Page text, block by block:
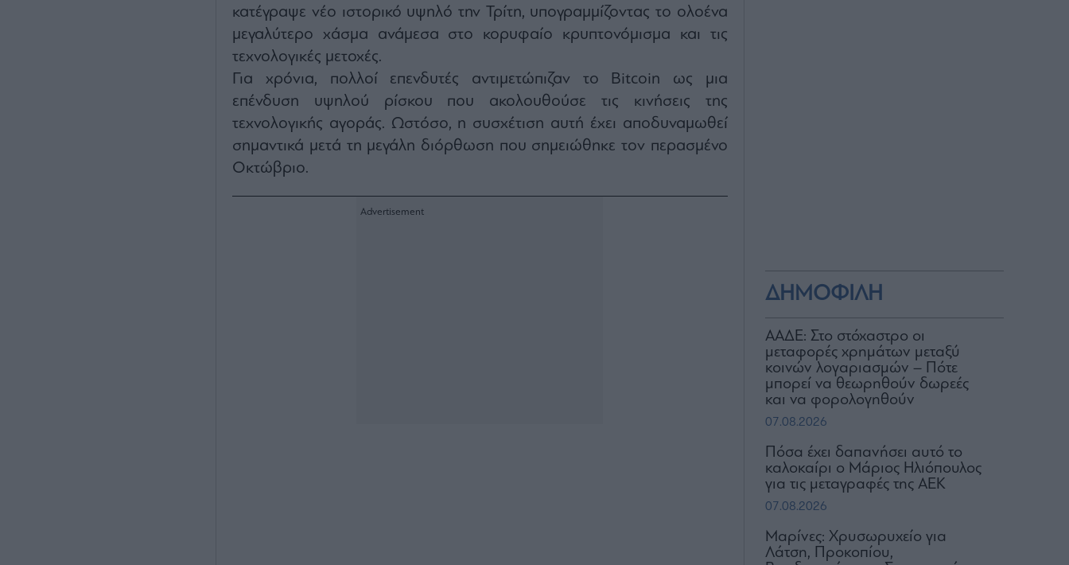
κατέγραψε νέο ιστορικό υψηλό την Τρίτη, υπογραμμίζοντας το ολοένα
μεγαλύτερο χάσμα ανάμεσα στο κορυφαίο κρυπτονόμισμα και τις
τεχνολογικές μετοχές.
Για χρόνια, πολλοί επενδυτές αντιμετώπιζαν το Bitcoin ως μια
επένδυση υψηλού ρίσκου που ακολουθούσε τις κινήσεις της
τεχνολογικής αγοράς. Ωστόσο, η συσχέτιση αυτή έχει αποδυναμωθεί
σημαντικά μετά τη μεγάλη διόρθωση που σημειώθηκε τον περασμένο
Οκτώβριο.
ΔΗΜΟΦΙΛΗ
ΑΑΔΕ: Στο στόχαστρο οι
μεταφορές χρημάτων μεταξύ
κοινών λογαριασμών – Πότε
μπορεί να θεωρηθούν δωρεές
και να φορολογηθούν
07.08.2026
Πόσα έχει δαπανήσει αυτό το
καλοκαίρι ο Μάριος Ηλιόπουλος
για τις μεταγραφές της ΑΕΚ
07.08.2026
Μαρίνες: Χρυσωρυχείο για
Λάτση, Προκοπίου,